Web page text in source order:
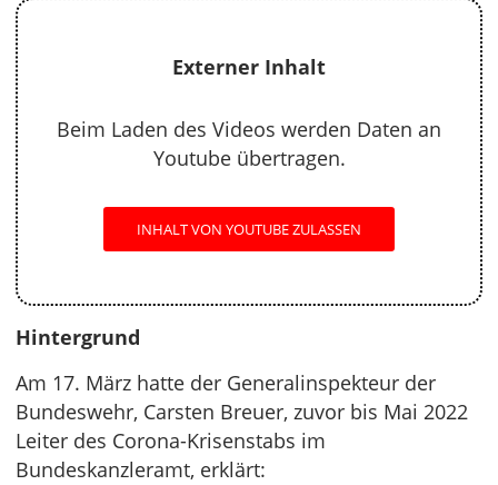
Externer Inhalt
Beim Laden des Videos werden Daten an
Youtube übertragen.
INHALT VON YOUTUBE ZULASSEN
Hintergrund
Am 17. März hatte der Generalinspekteur der
Bundeswehr, Carsten Breuer, zuvor bis Mai 2022
Leiter des Corona-Krisenstabs im
Bundeskanzleramt, erklärt: